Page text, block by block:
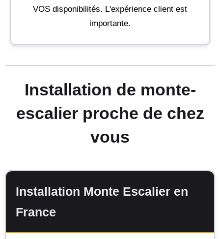
VOS disponibilités. L'expérience client est
importante.
Installation de monte-
escalier proche de chez
vous
Installation Monte Escalier en
France